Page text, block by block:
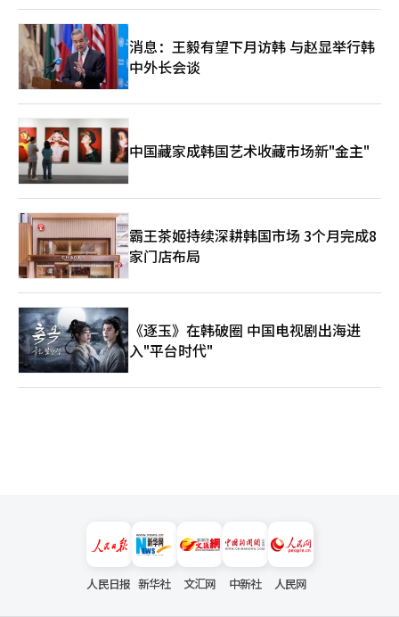
消息：王毅有望下月访韩 与赵显举行韩
中外长会谈
中国藏家成韩国艺术收藏市场新"金主"
霸王茶姬持续深耕韩国市场 3个月完成8
家门店布局
《逐玉》在韩破圈 中国电视剧出海进
入"平台时代"
人民日报 新华社 文汇网 中新社 人民网